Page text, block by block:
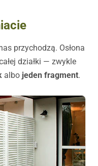
przychodzą. Osłona
działki — zwykle
albo jeden fragment.